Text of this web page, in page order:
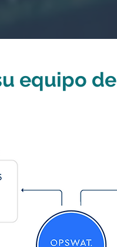
equipo de